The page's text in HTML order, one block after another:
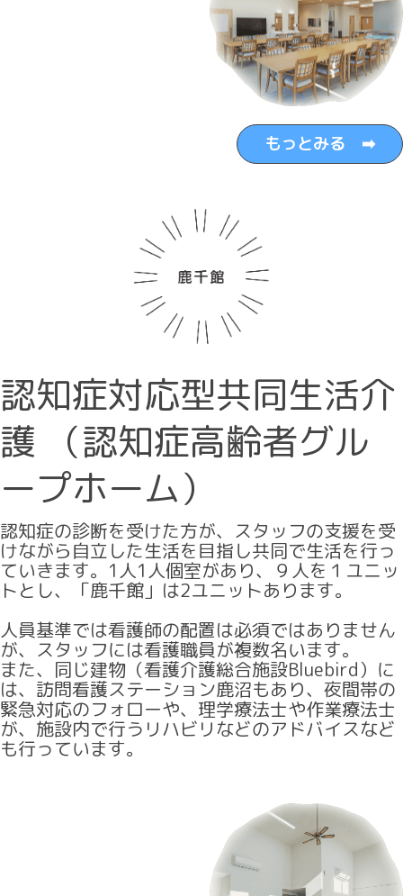
もっとみる ➡
認知症対応型共同生活介
護 （認知症高齢者グル
ープホーム）
認知症の診断を受けた方が、スタッフの支援を受
けながら自立した生活を目指し共同で生活を行っ
ていきます。1人1人個室があり、９人を１ユニッ
トとし、「鹿千館」は2ユニットあります。
人員基準では看護師の配置は必須ではありません
が、スタッフには看護職員が複数名います。
また、同じ建物（看護介護総合施設Bluebird）に
は、訪問看護ステーション鹿沼もあり、夜間帯の
緊急対応のフォローや、理学療法士や作業療法士
が、施設内で行うリハビリなどのアドバイスなど
も行っています。